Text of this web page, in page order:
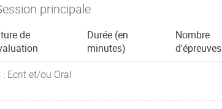
principale
de
Durée (en
minutes)
Nombre
d'épreuves
: Ecrit et/ou Oral